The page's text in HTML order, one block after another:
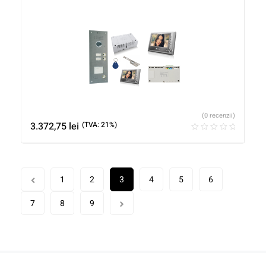
3.372,75 lei (TVA: 21%)
(0 recenzii)
1 2 3 4 5
6
7
8 9